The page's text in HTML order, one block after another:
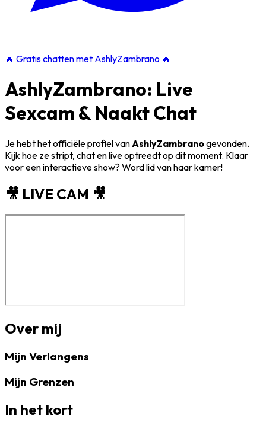
🔥 Gratis chatten met AshlyZambrano 🔥
AshlyZambrano: Live
Sexcam & Naakt Chat
Je hebt het officiële profiel van AshlyZambranogevonden.
Kijk hoe ze stript, chat en live optreedt op dit moment. Klaar
voor een interactieve show? Word lid van haar kamer!
🎥 LIVE CAM 🎥
Over mij
Mijn Verlangens
Mijn Grenzen
In het kort